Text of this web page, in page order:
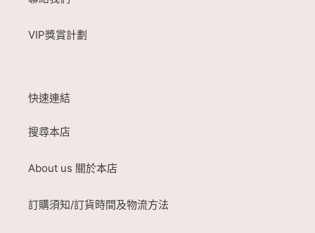
VIP獎賞計劃
快速連結
搜尋本店
About us 關於本店
訂購須知/訂貨時間及物流方法